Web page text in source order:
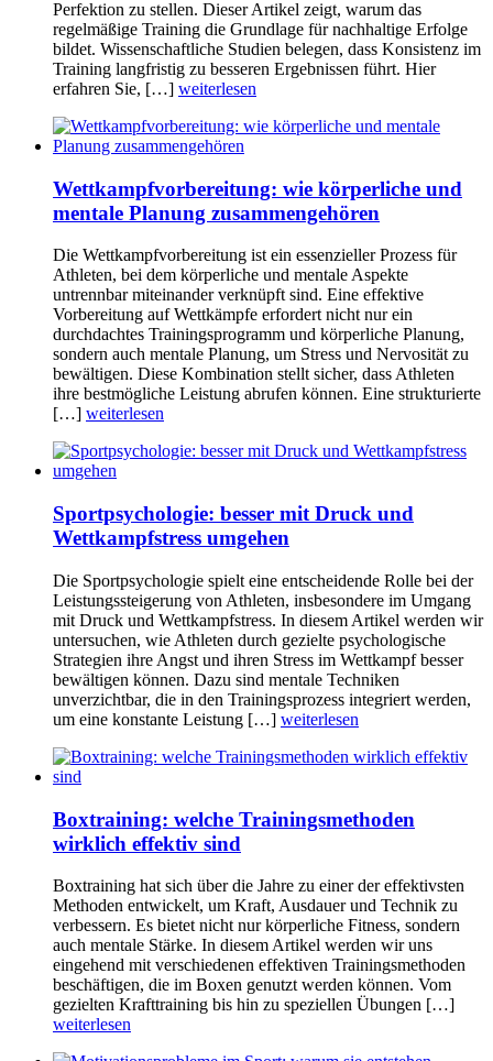
Perfektion zu stellen. Dieser Artikel zeigt, warum das
regelmäßige Training die Grundlage für nachhaltige Erfolge
bildet. Wissenschaftliche Studien belegen, dass Konsistenz im
Training langfristig zu besseren Ergebnissen führt. Hier
erfahren Sie, […] weiterlesen
Wettkampfvorbereitung: wie körperliche und
mentale Planung zusammengehören
Die Wettkampfvorbereitung ist ein essenzieller Prozess für
Athleten, bei dem körperliche und mentale Aspekte
untrennbar miteinander verknüpft sind. Eine effektive
Vorbereitung auf Wettkämpfe erfordert nicht nur ein
durchdachtes Trainingsprogramm und körperliche Planung,
sondern auch mentale Planung, um Stress und Nervosität zu
bewältigen. Diese Kombination stellt sicher, dass Athleten
ihre bestmögliche Leistung abrufen können. Eine strukturierte
[…] weiterlesen
Sportpsychologie: besser mit Druck und
Wettkampfstress umgehen
Die Sportpsychologie spielt eine entscheidende Rolle bei der
Leistungssteigerung von Athleten, insbesondere im Umgang
mit Druck und Wettkampfstress. In diesem Artikel werden wir
untersuchen, wie Athleten durch gezielte psychologische
Strategien ihre Angst und ihren Stress im Wettkampf besser
bewältigen können. Dazu sind mentale Techniken
unverzichtbar, die in den Trainingsprozess integriert werden,
um eine konstante Leistung […] weiterlesen
Boxtraining: welche Trainingsmethoden
wirklich effektiv sind
Boxtraining hat sich über die Jahre zu einer der effektivsten
Methoden entwickelt, um Kraft, Ausdauer und Technik zu
verbessern. Es bietet nicht nur körperliche Fitness, sondern
auch mentale Stärke. In diesem Artikel werden wir uns
eingehend mit verschiedenen effektiven Trainingsmethoden
beschäftigen, die im Boxen genutzt werden können. Vom
gezielten Krafttraining bis hin zu speziellen Übungen […]
weiterlesen